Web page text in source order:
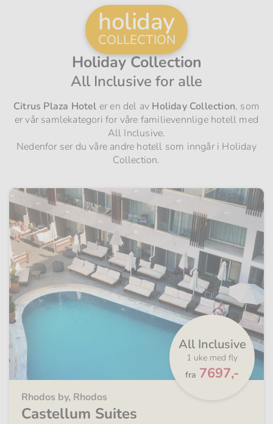
holiday
COLLECTION
Holiday Collection
All Inclusive for alle
Citrus Plaza Hotel er en del av Holiday Collection, som
er vår samlekategori for våre familievennlige hotell med
All Inclusive.
Nedenfor ser du våre andre hotell som inngår i Holiday
Collection.
All Inclusive
1 uke med fly
Fra
fra 7697,-
Rhodos by, Rhodos
Castellum Suites